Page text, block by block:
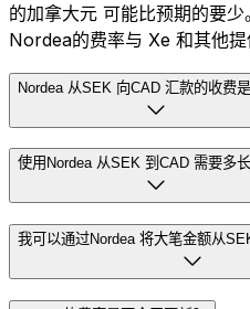
的加拿大元 可能比预期的要
Nordea的费率与 Xe 和其他提
Nordea 从SEK 向CAD 汇款的收费是
使用Nordea 从SEK 到CAD 需要多长
我可以通过Nordea 将大笔金额从